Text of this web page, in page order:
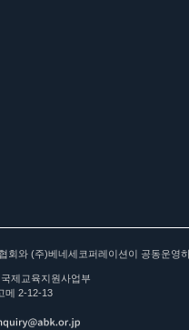
회와 (주)베네세코퍼레이션이 공동운영
제교육지원사업부
메 2-12-13